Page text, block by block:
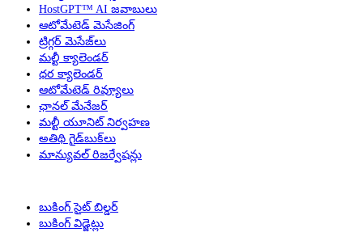
HostGPT™ AI జవాబులు
ఆటోమేటెడ్ మెసేజింగ్
ట్రిగ్గర్ మెసేజ్‌లు
మల్టీ క్యాలెండర్
ధర క్యాలెండర్
ఆటోమేటెడ్ రివ్యూలు
ఛానల్ మేనేజర్
మల్టీ యూనిట్ నిర్వహణ
అతిథి గైడ్‌బుక్‌లు
మాన్యువల్ రిజర్వేషన్లు
బుకింగ్ సైట్ బిల్డర్
బుకింగ్ విడ్జెట్లు